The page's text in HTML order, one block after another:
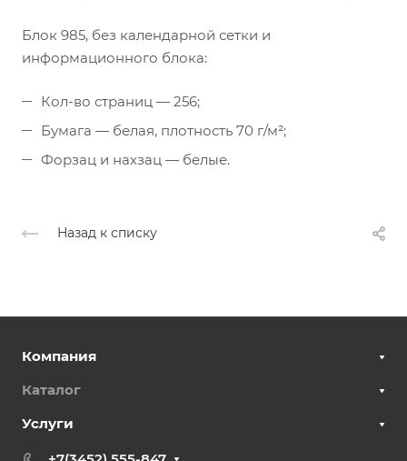
Блок 985, без календарной сетки и
информационного блока:
Кол-во страниц — 256;
Бумага — белая, плотность 70 г/м²;
Форзац и нахзац — белые.
Назад к списку
Компания
Каталог
Услуги